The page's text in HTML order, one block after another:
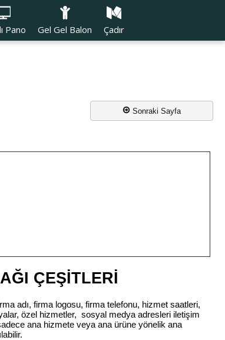
Pano Gel Gel Balon Çadır
Sonraki Sayfa
ÇEŞİTLERİ
adı, firma logosu, firma telefonu, hizmet saatleri,
özel hizmetler, sosyal medya adresleri iletişim
ana hizmete veya ana ürüne yönelik ana